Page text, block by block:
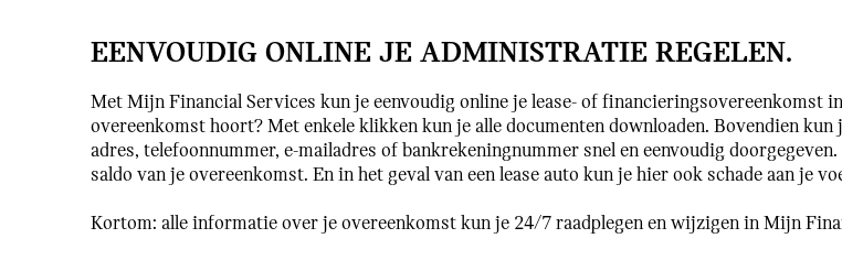
EENVOUDIG ONLINE JE ADMINISTRATIE REGELEN.
Met Mijn Financial Services kun je eenvoudig online je lease- of financieringsovereenkomst
overeenkomst hoort? Met enkele klikken kun je alle documenten downloaden. Bovendien
adres, telefoonnummer, e-mailadres of bankrekeningnummer snel en eenvoudig
saldo van je overeenkomst. En in het geval van een lease auto kun je hier ook schade aan je
Kortom: alle informatie over je overeenkomst kun je 24/7 raadplegen en wijzigen in Mijn